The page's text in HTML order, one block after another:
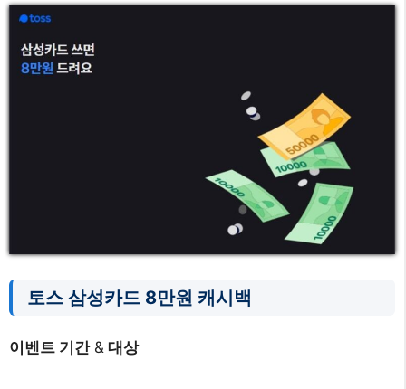
토스 삼성카드 8만원 캐시백
이벤트 기간& 대상